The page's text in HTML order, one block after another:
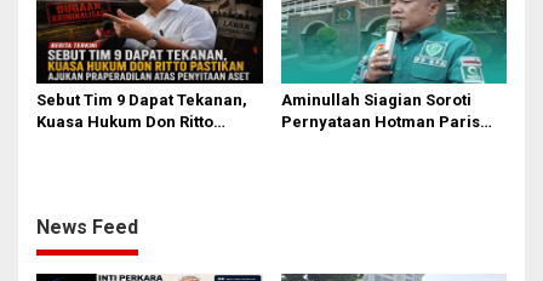
Sebut Tim 9 Dapat Tekanan,
Kuasa Hukum Don Ritto
Aminullah Siagian Soroti
Pernyataan Hotman Paris
News Feed